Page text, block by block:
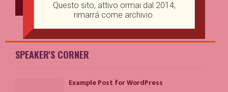
SPEAKER'S CORNER
Example Post for WordPress
Questo sito, attivo ormai dal 2014,
rimarrá come archivio.